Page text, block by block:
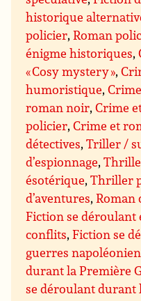
historique
policier,Roman
énigme historiques,
« Cosy mystery »,
humoristique,
roman noir,Crime
policier,Crime et
détectives,Triller /
d’espionnage,
ésotérique,Thriller
d’aventures,Roman
Fiction se déroulant
conflits,Fiction se
guerres
durant la Première
se déroulant durant